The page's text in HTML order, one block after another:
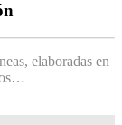
elaboradas en